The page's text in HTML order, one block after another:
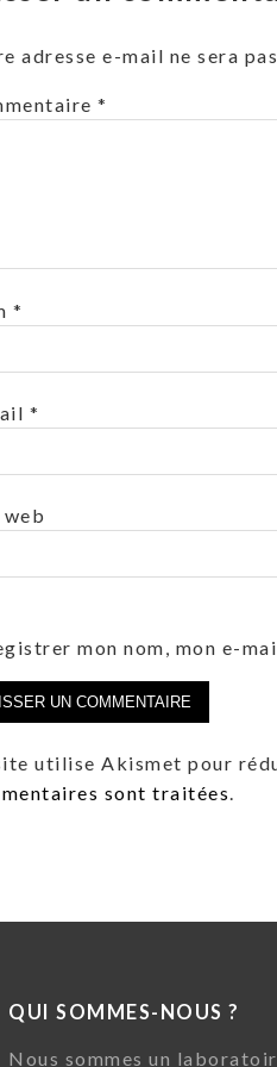
adresse e-mail ne sera
*
*
*
mon nom, mon e-
utilise Akismet pour
sont traitées.
QUI SOMMES-NOUS ?
Nous sommes un